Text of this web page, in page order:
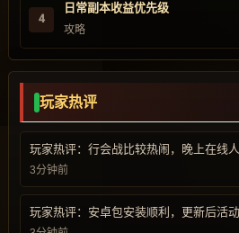
4
日常副本收益优先级
攻略
玩家热评
玩家热评：行会战比较热闹，晚上在线人
3分钟前
玩家热评：安卓包安装顺利，更新后活动